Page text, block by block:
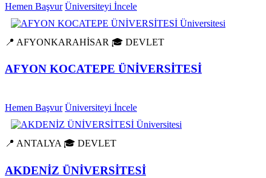
Hemen Başvur Üniversiteyi İncele
📍 AFYONKARAHİSAR 🎓 DEVLET
AFYON KOCATEPE ÜNİVERSİTESİ
Hemen Başvur Üniversiteyi İncele
📍 ANTALYA 🎓 DEVLET
AKDENİZ ÜNİVERSİTESİ